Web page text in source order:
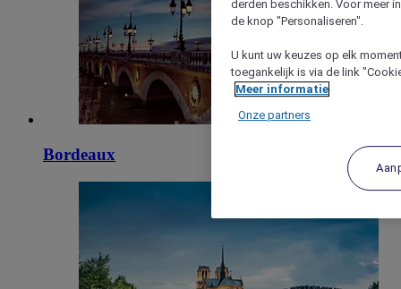
Bordeaux
derden beschikken. Voor meer
de knop "Personaliseren".
U kunt uw keuzes op elk
toegankelijk is via de link
Meer informatie
Onze partners